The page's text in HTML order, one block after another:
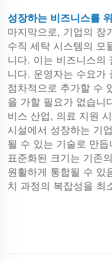
성장하는 비즈니스를
마지막으로, 기업의 장
수직 세탁 시스템의 모
니다. 이는 비즈니스의
니다. 운영자는 수요가
점차적으로 추가할 수
을 가할 필요가 없습니
비스 산업, 의료 지원
시설에서 성장하는 기
될 수 있는 기술로 만
표준화된 크기는 기존
원활하게 통합될 수 있
치 과정의 복잡성을 최